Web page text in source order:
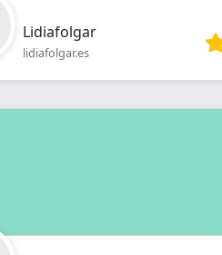
Lidiafolgar
lidiafolgar.es